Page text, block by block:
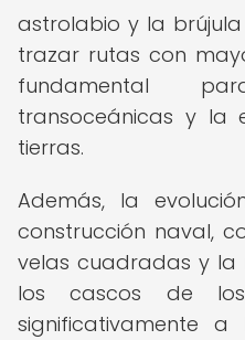
astrolabio y la
trazar rutas con
fundamental
transoceánicas y la
tierras.
Además, la
construcción naval,
velas cuadradas y la
los cascos de
significativamente